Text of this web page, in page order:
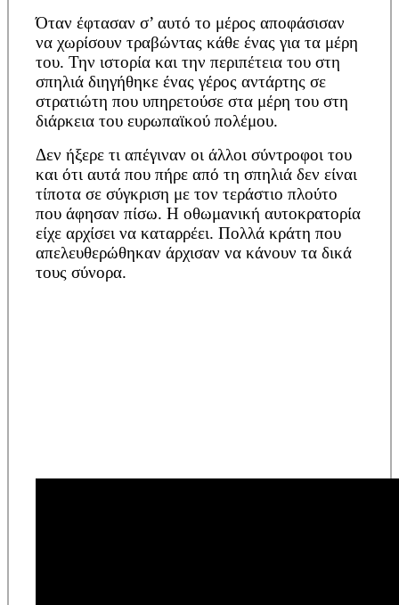
Όταν έφτασαν σ’ αυτό το μέρος αποφάσισαν
να χωρίσουν τραβώντας κάθε ένας για τα μέρη
του. Την ιστορία και την περιπέτεια του στη
σπηλιά διηγήθηκε ένας γέρος αντάρτης σε
στρατιώτη που υπηρετούσε στα μέρη του στη
διάρκεια του ευρωπαϊκού πολέμου.
Δεν ήξερε τι απέγιναν οι άλλοι σύντροφοι του
και ότι αυτά που πήρε από τη σπηλιά δεν είναι
τίποτα σε σύγκριση με τον τεράστιο πλούτο
που άφησαν πίσω. Η οθωμανική αυτοκρατορία
είχε αρχίσει να καταρρέει. Πολλά κράτη που
απελευθερώθηκαν άρχισαν να κάνουν τα δικά
τους σύνορα.